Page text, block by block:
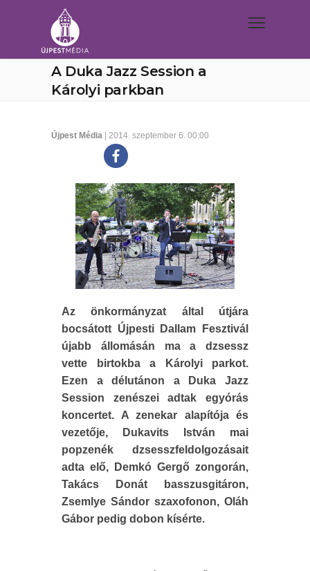
A Duka Jazz Session a
Károlyi parkban
Újpest Média | 2014. szeptember 6. 00:00
Az önkormányzat által útjára
bocsátott Újpesti Dallam Fesztivál
újabb állomásán ma a dzsessz
vette birtokba a Károlyi parkot.
Ezen a délutánon a Duka Jazz
Session zenészei adtak egyórás
koncertet. A zenekar alapítója és
vezetője, Dukavits István mai
popzenék dzsesszfeldolgozásait
adta elő, Demkó Gergő zongorán,
Takács Donát basszusgitáron,
Zsemlye Sándor szaxofonon, Oláh
Gábor pedig dobon kísérte.